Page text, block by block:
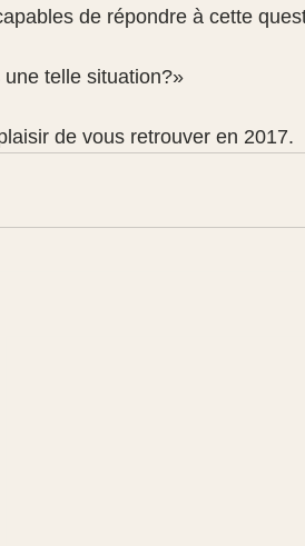
de répondre à cette
telle situation?»
de vous retrouver en 2017.